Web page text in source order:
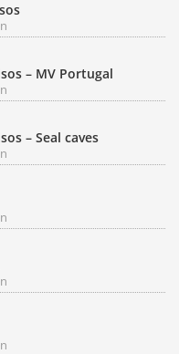
– MV Portugal
– Seal caves